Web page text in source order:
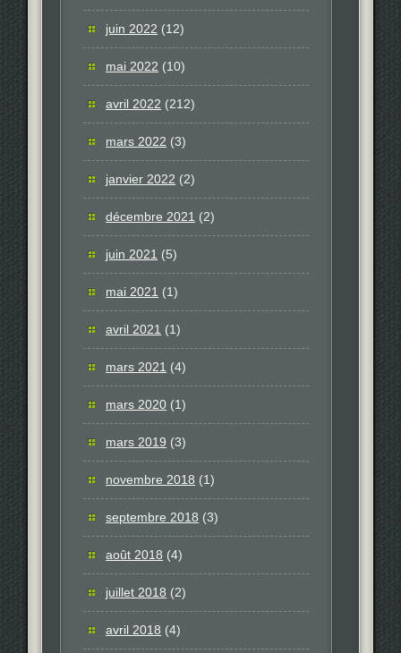
juin 2022 (12)
mai 2022 (10)
avril 2022 (212)
mars 2022 (3)
janvier 2022 (2)
décembre 2021 (2)
juin 2021 (5)
mai 2021 (1)
avril 2021 (1)
mars 2021 (4)
mars 2020 (1)
mars 2019 (3)
novembre 2018 (1)
septembre 2018 (3)
août 2018 (4)
juillet 2018 (2)
avril 2018 (4)